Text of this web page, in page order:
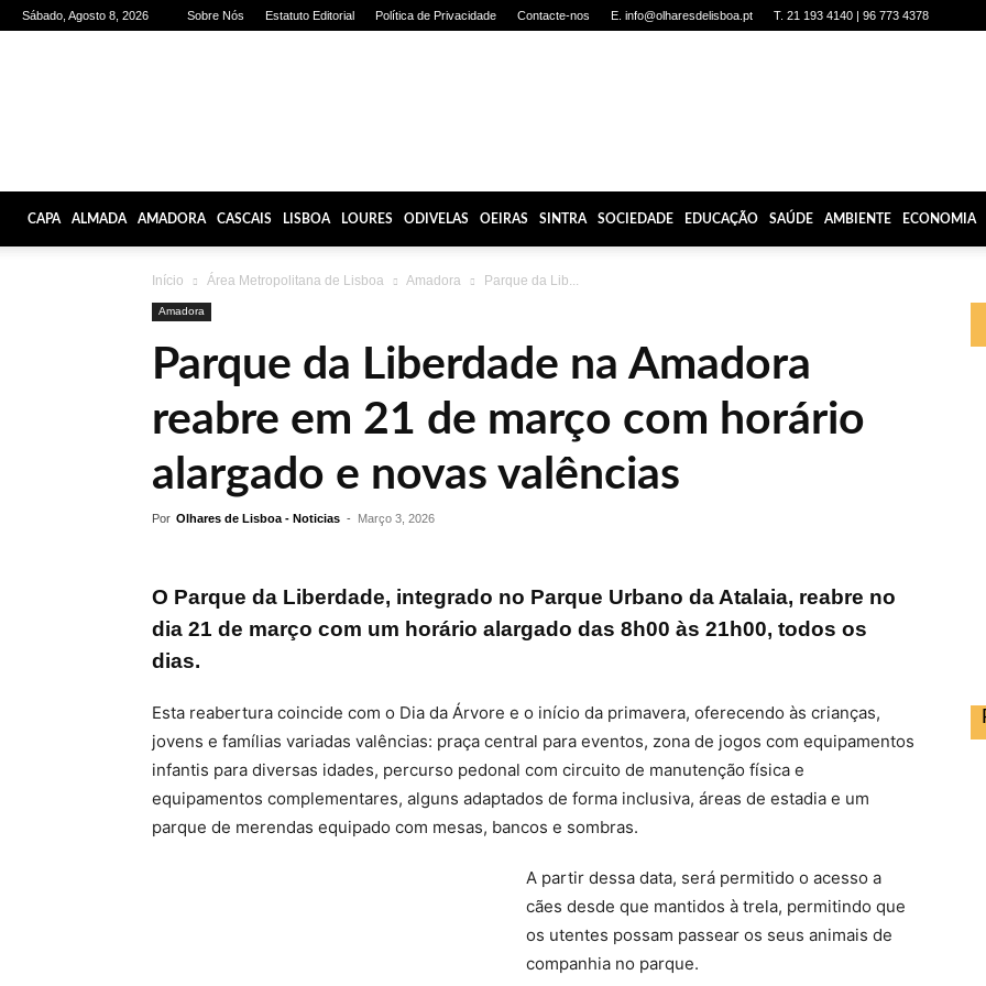
Sábado, Agosto 8, 2026 Sobre Nós Estatuto Editorial Política de Privacidade Contacte-nos E. info@olharesdelisboa.pt T. 21 193 4140 | 96 773 4378
CAPA ALMADA AMADORA CASCAIS LISBOA LOURES ODIVELAS OEIRAS SINTRA SOCIEDADE EDUCAÇÃO SAÚDE AMBIENTE ECONOMIA
Início Área Metropolitana de Lisboa Amadora Parque da Lib...
Amadora
Parque da Liberdade na Amadora
reabre em 21 de março com horário
alargado e novas valências
Por Olhares de Lisboa - Noticias - Março 3, 2026
O Parque da Liberdade, integrado no Parque Urbano da Atalaia, reabre no
dia 21 de março com um horário alargado das 8h00 às 21h00, todos os
dias.
Esta reabertura coincide com o Dia da Árvore e o início da primavera, oferecendo às crianças,
jovens e famílias variadas valências: praça central para eventos, zona de jogos com equipamentos
infantis para diversas idades, percurso pedonal com circuito de manutenção física e
equipamentos complementares, alguns adaptados de forma inclusiva, áreas de estadia e um
parque de merendas equipado com mesas, bancos e sombras.
A partir dessa data, será permitido o acesso a
cães desde que mantidos à trela, permitindo que
os utentes possam passear os seus animais de
companhia no parque.